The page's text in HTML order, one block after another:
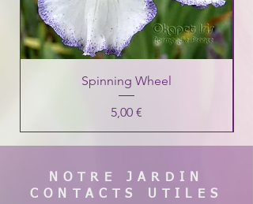
Spinning Wheel
Prix
5,00 €
NOTRE JARDIN
CONTACTS UTILES